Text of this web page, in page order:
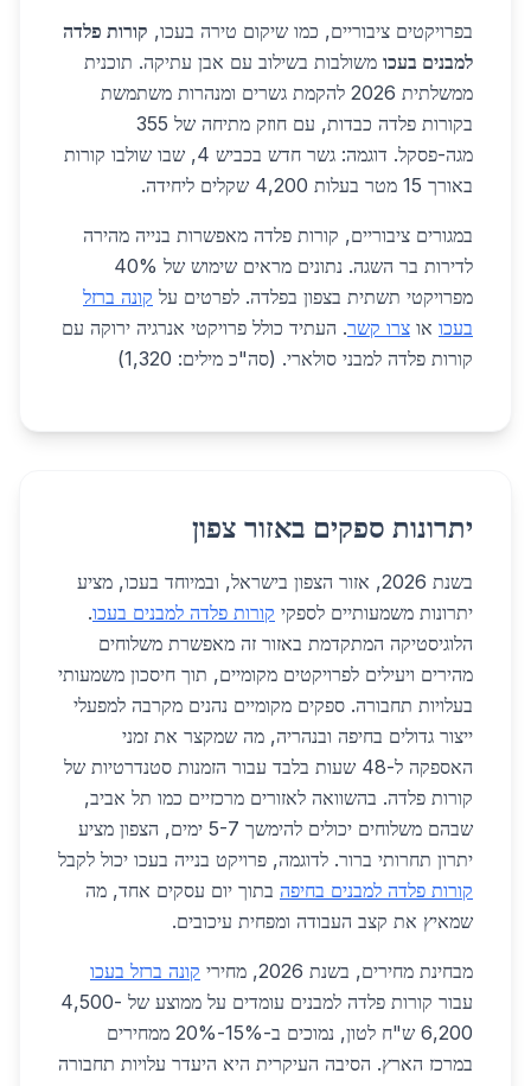
בפרויקטים ציבוריים, כמו שיקום טירה בעכו, קורות פלדה
למבנים בעכו משולבות בשילוב עם אבן עתיקה. תוכנית
ממשלתית 2026 להקמת גשרים ומנהרות משתמשת
בקורות פלדה כבדות, עם חוזק מתיחה של 355
מגה-פסקל. דוגמה: גשר חדש בכביש 4, שבו שולבו קורות
באורך 15 מטר בעלות 4,200 שקלים ליחידה.
במגורים ציבוריים, קורות פלדה מאפשרות בנייה מהירה
לדירות בר השגה. נתונים מראים שימוש של 40%
מפרויקטי תשתית בצפון בפלדה. לפרטים על קונה ברזל
בעכו או צרו קשר. העתיד כולל פרויקטי אנרגיה ירוקה עם
קורות פלדה למבני סולארי. (סה"כ מילים: 1,320)
יתרונות ספקים באזור צפון
בשנת 2026, אזור הצפון בישראל, ובמיוחד בעכו, מציע
יתרונות משמעותיים לספקי קורות פלדה למבנים בעכו.
הלוגיסטיקה המתקדמת באזור זה מאפשרת משלוחים
מהירים ויעילים לפרויקטים מקומיים, תוך חיסכון משמעותי
בעלויות תחבורה. ספקים מקומיים נהנים מקרבה למפעלי
ייצור גדולים בחיפה ובנהריה, מה שמקצר את זמני
האספקה ל-48 שעות בלבד עבור הזמנות סטנדרטיות של
קורות פלדה. בהשוואה לאזורים מרכזיים כמו תל אביב,
שבהם משלוחים יכולים להימשך 5-7 ימים, הצפון מציע
יתרון תחרותי ברור. לדוגמה, פרויקט בנייה בעכו יכול לקבל
קורות פלדה למבנים בחיפה בתוך יום עסקים אחד, מה
שמאיץ את קצב העבודה ומפחית עיכובים.
מבחינת מחירים, בשנת 2026, מחירי
קונה ברזל בעכו
עבור קורות פלדה למבנים עומדים על ממוצע של 4,500-
6,200 ש"ח לטון, נמוכים ב-15%-20% ממחירים
במרכז הארץ. הסיבה העיקרית היא היעדר עלויות תחבורה